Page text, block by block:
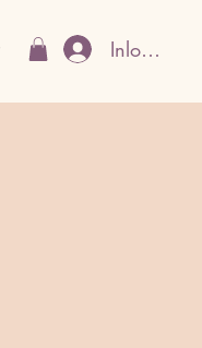
Inloggen